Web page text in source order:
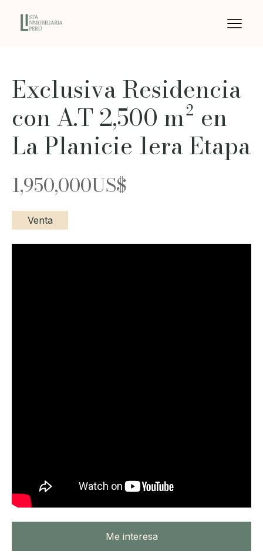
Exclusiva Residencia
con A.T 2,500 m² en
La Planicie 1era Etapa
1,950,000US$
Venta
Me interesa